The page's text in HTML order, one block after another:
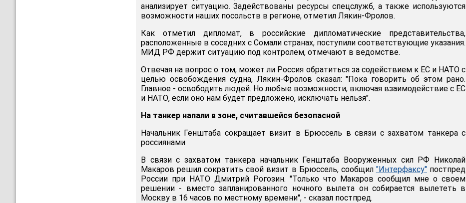
анализирует ситуацию. Задействованы ресурсы спецслужб, а также используются
возможности наших посольств в регионе, отметил Лякин-Фролов.
Как отметил дипломат, в российские дипломатические представительства,
расположенные в соседних с Сомали странах, поступили соответствующие указания.
МИД РФ держит ситуацию под контролем, отмечают в ведомстве.
Отвечая на вопрос о том, может ли Россия обратиться за содействием к ЕС и НАТО с
целью освобождения судна, Лякин-Фролов сказал: "Пока говорить об этом рано.
Главное - освободить людей. Но любые возможности, включая взаимодействие с ЕС
и НАТО, если оно нам будет предложено, исключать нельзя".
На танкер напали в зоне, считавшейся безопасной
Начальник Генштаба сокращает визит в Брюссель в связи с захватом танкера с
россиянами
В связи с захватом танкера начальник Генштаба Вооруженных сил РФ Николай
Макаров решил сократить свой визит в Брюссель, сообщил "Интерфаксу"постпред
России при НАТО Дмитрий Рогозин. "Только что Макаров сообщил мне о своем
решении - вместо запланированного ночного вылета он собирается вылететь в
Москву в 16 часов по местному времени", - сказал постпред.